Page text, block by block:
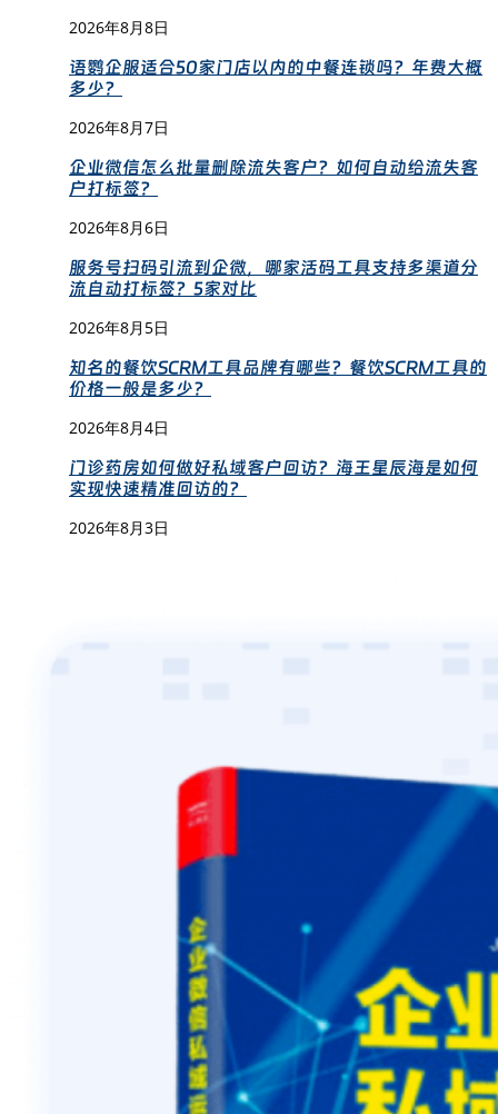
2026年8月8日
语鹦企服适合50家门店以内的中餐连锁吗？年费大概
多少？
2026年8月7日
企业微信怎么批量删除流失客户？如何自动给流失客
户打标签？
2026年8月6日
服务号扫码引流到企微，哪家活码工具支持多渠道分
流自动打标签？5家对比
2026年8月5日
知名的餐饮SCRM工具品牌有哪些？餐饮SCRM工具的
价格一般是多少？
2026年8月4日
门诊药房如何做好私域客户回访？海王星辰海是如何
实现快速精准回访的？
2026年8月3日